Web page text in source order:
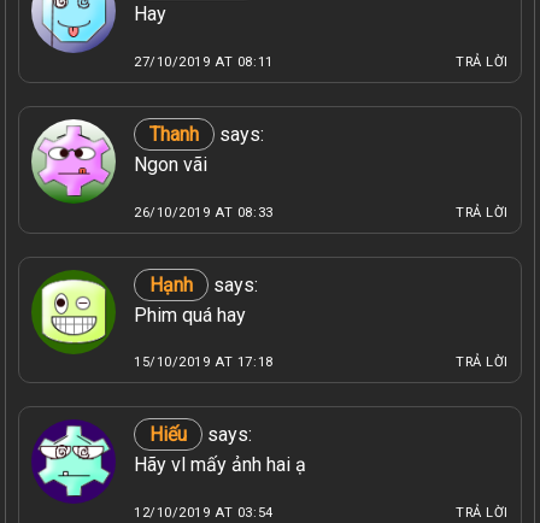
Hay
27/10/2019 AT 08:11 TRẢ LỜI
Thanh
says:
Ngon vãi
26/10/2019 AT 08:33 TRẢ LỜI
Hạnh
says:
Phim quá hay
15/10/2019 AT 17:18 TRẢ LỜI
Hiếu
says:
Hãy vl mấy ảnh hai ạ
12/10/2019 AT 03:54 TRẢ LỜI